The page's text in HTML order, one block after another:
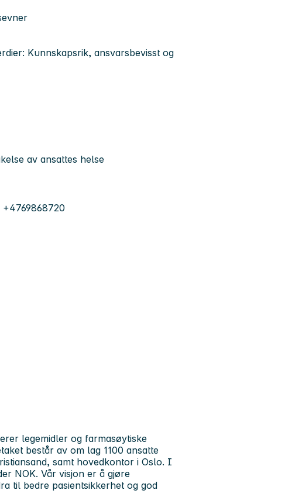
Kunnskapsrik, ansvarsbevisst og
av ansattes helse
legemidler og farmasøytiske
består av om lag 1100 ansatte
samt hovedkontor i Oslo. I
NOK. Vår visjon er å gjøre
til bedre pasientsikkerhet og god